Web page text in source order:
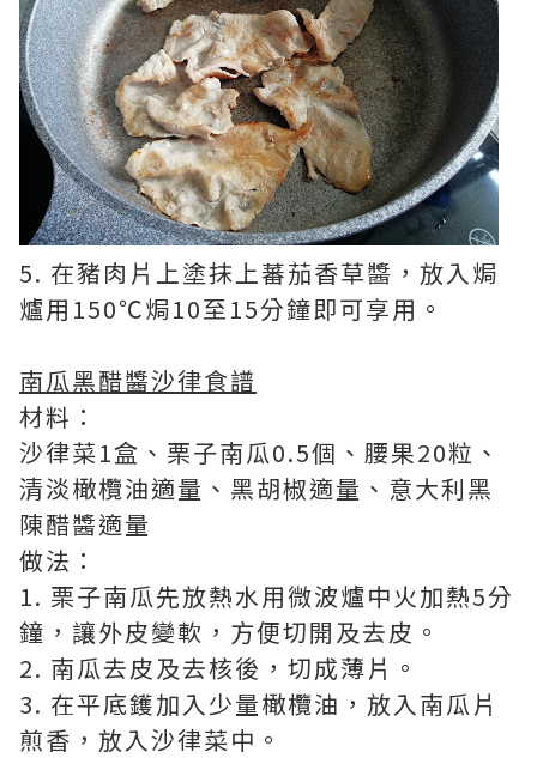
5. 在豬肉片上塗抹上蕃茄香草醬，放入焗
爐用150℃焗10至15分鐘即可享用。
南瓜黑醋醬沙律食譜
材料：
沙律菜1盒、栗子南瓜0.5個、腰果20粒、
清淡橄欖油適量、黑胡椒適量、意大利黑
陳醋醬適量
做法：
1. 栗子南瓜先放熱水用微波爐中火加熱5分
鐘，讓外皮變軟，方便切開及去皮。
2. 南瓜去皮及去核後，切成薄片。
3. 在平底鑊加入少量橄欖油，放入南瓜片
煎香，放入沙律菜中。